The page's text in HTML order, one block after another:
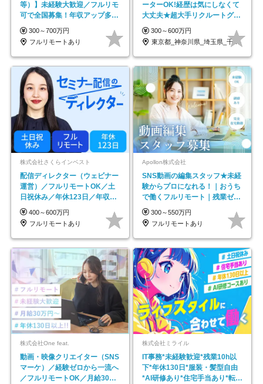
等）】未経験大歓迎／フルリモ
可で全国募集！年収アップ多数
★年休最大130日★
300～700万円
フルリモートあり
ーターOK!経歴は気にしなくて
大丈夫★超大手リクルートグル
ープの正社員/sg
300～600万円
東京都_神奈川県_埼玉県_千葉県_大阪府…
株式会社さくらインベスト
配信ディレクター（ウェビナー
運営）／フルリモートOK／土
日祝休み／年休123日／年収
600万円可
400～600万円
フルリモートあり
Apollon株式会社
SNS動画の編集スタッフ★未経
験からプロになれる！｜おうち
で働くフルリモート｜残業ゼロ
で18時退勤◎
300～550万円
フルリモートあり
株式会社One feat.
動画・映像クリエイター（SNS
マーケ）／経験ゼロから一流へ
／フルリモートOK／月給30万
株式会社ミライル
IT事務*未経験歓迎*残業10h以
下*年休130日*服装・髪型自由
*AI研修あり*住宅手当あり*転勤